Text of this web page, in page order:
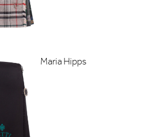
Maria Hipps